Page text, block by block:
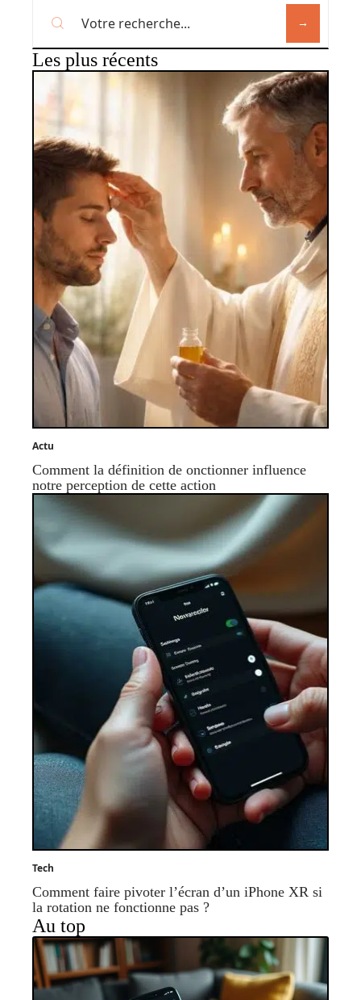
Les plus récents
Actu
Comment la définition de onctionner influence
notre perception de cette action
Tech
Comment faire pivoter l’écran d’un iPhone XR si
la rotation ne fonctionne pas ?
Au top